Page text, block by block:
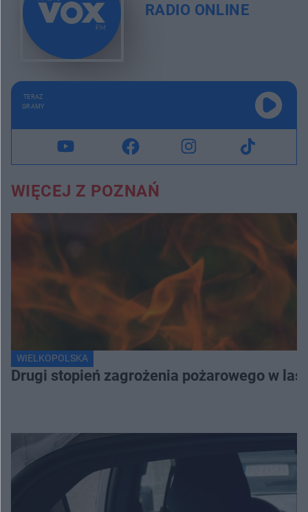
RADIO ONLINE
TERAZ
GRAMY
WIĘCEJ Z POZNAŃ
WIELKOPOLSKA
Drugi stopień zagrożenia pożarowego w